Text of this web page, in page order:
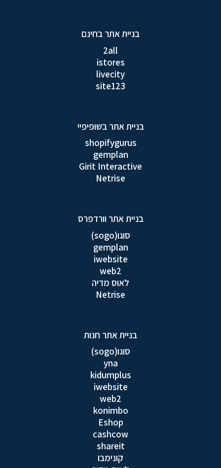
בניית אתר בחינם
2all
istores
livecity
site123
בניית אתר בשופיפיי
shopifygurus
gemplan
Girit Interactive
Netrise
בניית אתר וורדפרס
סוגו(sogo)
gemplan
iwebsite
web2
לאוס מדיה
Netrise
בניית אתר חנות
סוגו(sogo)
yna
kidumplus
iwebsite
web2
konimbo
Eshop
cashcow
shareit
קונימבו